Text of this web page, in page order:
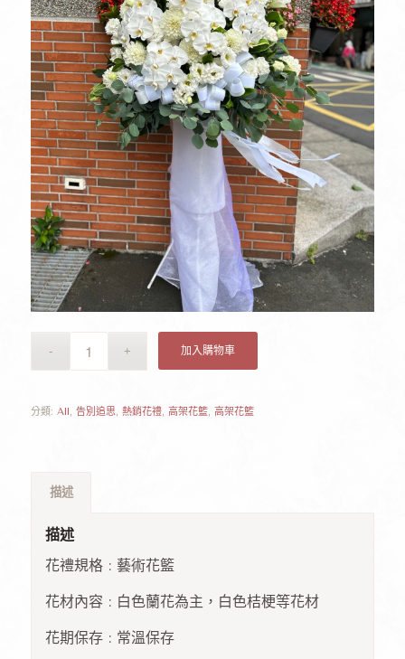
加入購物車
分類: All, 告別追思, 熱銷花禮, 高架花籃, 高架花籃
描述
描述
花禮規格 : 藝術花籃
花材內容 : 白色蘭花為主，白色桔梗等花材
花期保存 : 常溫保存